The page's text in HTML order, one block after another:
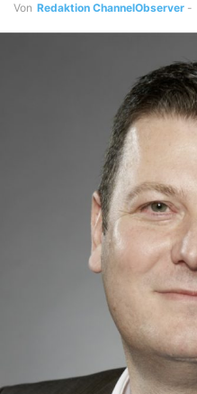
Von Redaktion ChannelObserver -